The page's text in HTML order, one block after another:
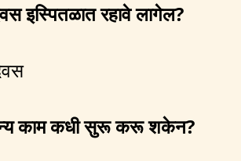
इस्पितळात रहावे लागेल?
काम कधी सुरू करू शकेन?